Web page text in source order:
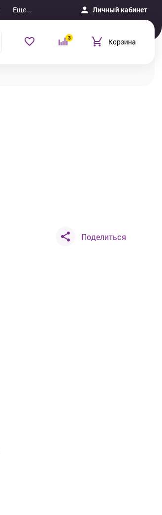
Еще... Личный кабинет
3 Корзина
Поделиться